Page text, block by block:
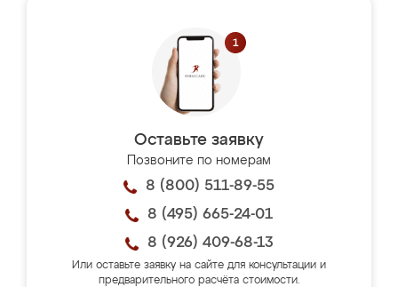
Оставьте заявку
Позвоните по номерам
8 (800) 511-89-55
8 (495) 665-24-01
8 (926) 409-68-13
Или оставьте заявку на сайте для консультации и
предварительного расчёта стоимости.